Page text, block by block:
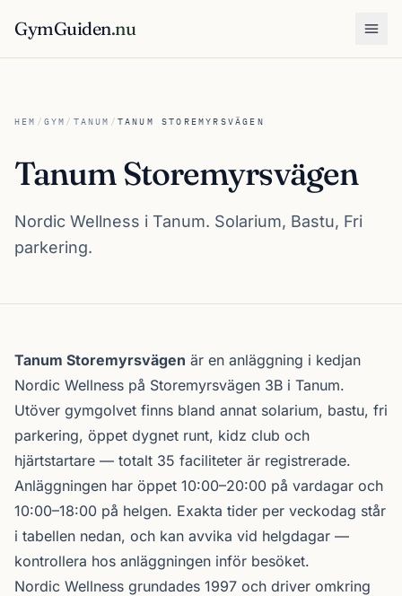
GymGuiden.nu
HEM / GYM / TANUM / TANUM STOREMYRSVÄGEN
Tanum Storemyrsvägen
Nordic Wellness i Tanum. Solarium, Bastu, Fri
parkering.
Om Tanum Storemyrsvägen
Tanum Storemyrsvägen är en anläggning i kedjan
Nordic Wellness på Storemyrsvägen 3B i Tanum.
Utöver gymgolvet finns bland annat solarium, bastu, fri
parkering, öppet dygnet runt, kidz club och
hjärtstartare — totalt 35 faciliteter är registrerade.
Anläggningen har öppet 10:00–20:00 på vardagar och
10:00–18:00 på helgen. Exakta tider per veckodag står
i tabellen nedan, och kan avvika vid helgdagar —
kontrollera hos anläggningen inför besöket.
Nordic Wellness grundades 1997 och driver omkring